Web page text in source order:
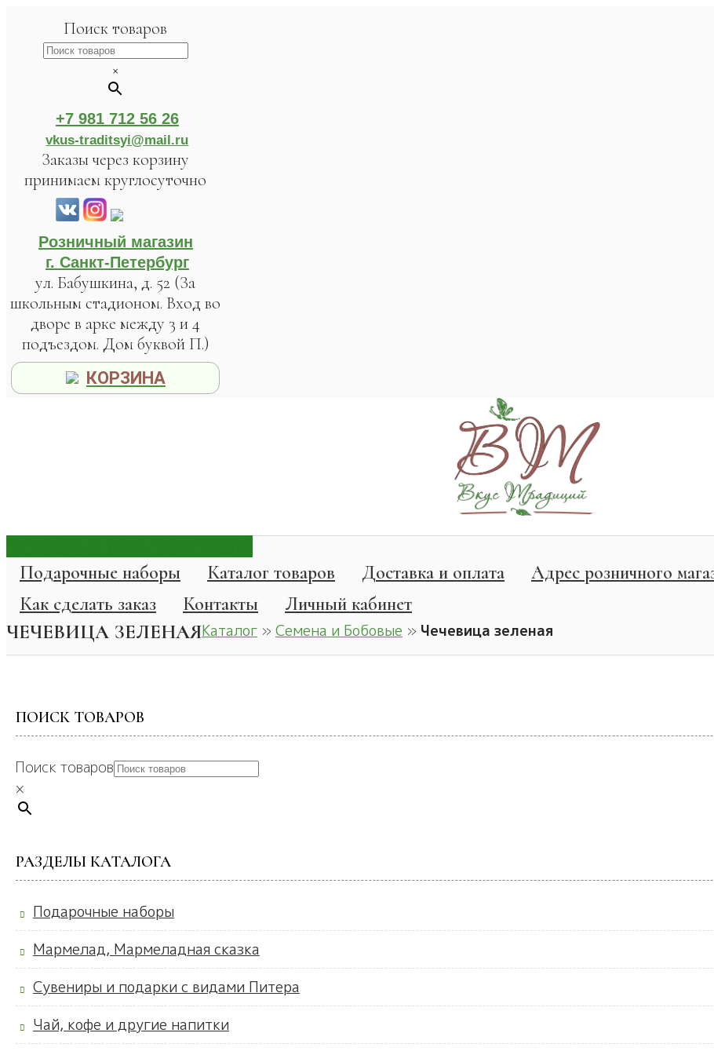
Поиск товаров
×
+7 981 712 56 26
vkus-traditsyi@mail.ru
Заказы через корзину
принимаем круглосуточно
Розничный магазин
г. Санкт-Петербург
ул. Бабушкина, д. 52 (За
школьным стадионом. Вход во
дворе в арке между 3 и 4
подъездом. Дом буквой П.)
КОРЗИНА
Подарочные наборы Каталог товаров Доставка и оплата Адрес розничного
Как сделать заказ
Контакты Личный кабинет
ЧЕЧЕВИЦА ЗЕЛЕНАЯКаталог » Семена и Бобовые » Чечевица зеленая
ПОИСК ТОВАРОВ
Поиск товаров
×
РАЗДЕЛЫ КАТАЛОГА
Подарочные наборы
Мармелад, Мармеладная сказка
Сувениры и подарки с видами Питера
Чай, кофе и другие напитки